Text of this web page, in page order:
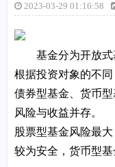
2023-03-29 01:16:58
基金分为开放式
根据投资对象的不
债券型基金、货币型
风险与收益并存。
股票型基金风险最
较为安全，货币型基